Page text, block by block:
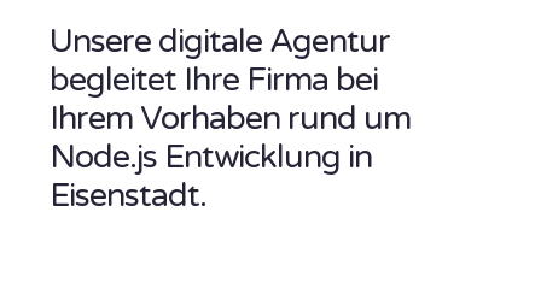
Unsere digitale Agentur
begleitet Ihre Firma bei
Ihrem Vorhaben rund um
Node.js Entwicklung in
Eisenstadt.